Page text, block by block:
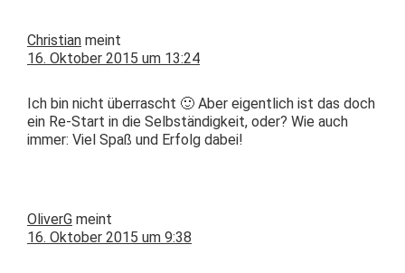
Christian meint
16. Oktober 2015 um 13:24
Ich bin nicht über­rascht 🙂 Aber eigentlich ist das doch
ein Re-Start in die Selb­ständigkeit, oder? Wie auch
immer: Viel Spaß und Erfolg dabei!
OliverG meint
16. Oktober 2015 um 9:38